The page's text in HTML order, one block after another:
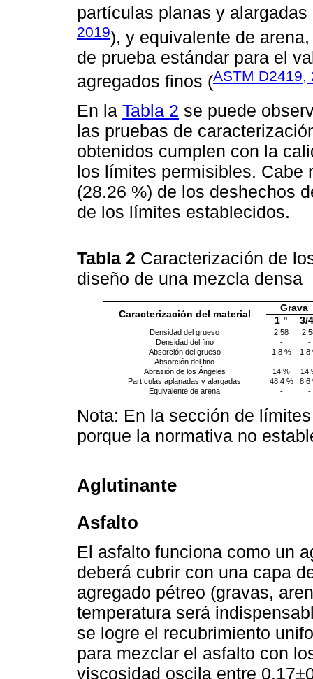
partículas planas y
2019), y equivalente de
de prueba estándar para el
agregados finos (ASTM D2419,
En la Tabla 2 se puede
las pruebas de
obtenidos cumplen con la
los límites permisibles. Cabe
(28.26 %) de los deshechos
de los límites establecidos.
Tabla 2 Caracterización de
diseño de una mezcla densa
Caracterización del material
Grava
1 "
3/
Densidad del grueso 2.58
Densidad del fino
-
-
Absorción del grueso
1.8 %
1.8
Absorción del fino
-
-
Abrasión de los Ángeles
14 %
14
Partículas aplanadas y alargadas
48.4 %
8.6
Equivalente de arena
- -
Nota: En la sección de
porque la normativa no
Aglutinante
Asfalto
El asfalto funciona como un
deberá cubrir con una capa
agregado pétreo (gravas,
temperatura será
se logre el recubrimiento
para mezclar el asfalto con
viscosidad oscila entre